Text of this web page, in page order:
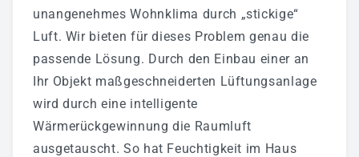
unangenehmes Wohnklima durch „stickige“
Luft. Wir bieten für dieses Problem genau die
passende Lösung. Durch den Einbau einer an
Ihr Objekt maßgeschneiderten Lüftungsanlage
wird durch eine intelligente
Wärmerückgewinnung die Raumluft
ausgetauscht. So hat Feuchtigkeit im Haus